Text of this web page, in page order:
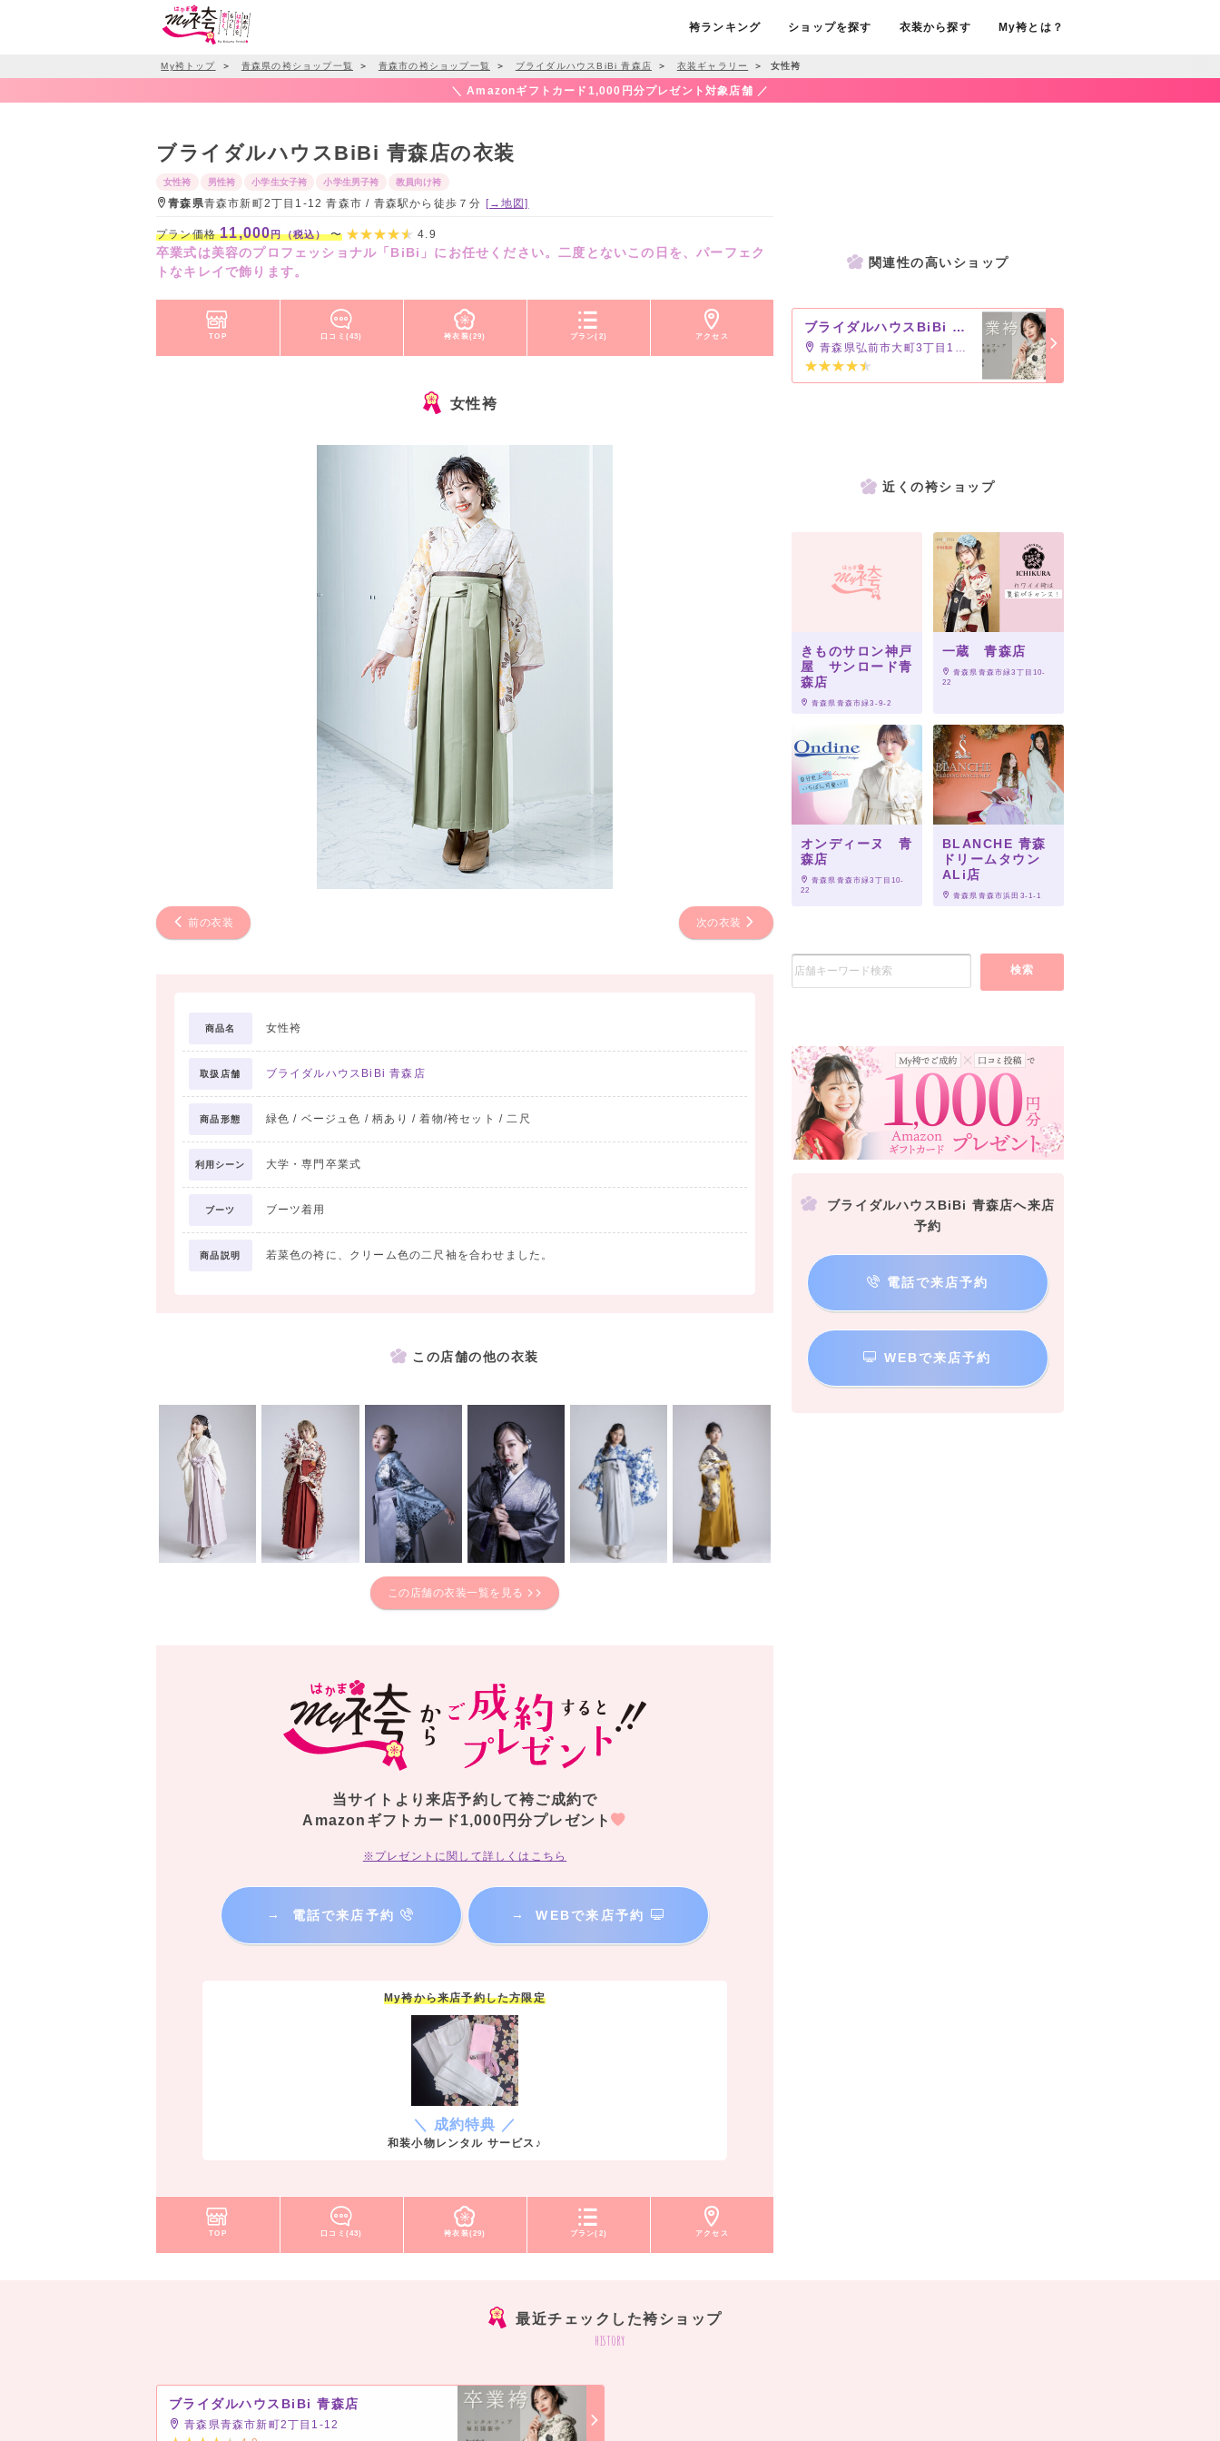
袴ランキング ショップを探す 衣装から探す My袴とは？
My袴トップ ＞ 青森県の袴ショップ一覧 ＞ 青森市の袴ショップ一覧 ＞ ブライダルハウスBiBi 青森店 ＞ 衣装ギャラリー ＞ 女性袴
＼ Amazonギフトカード1,000円分プレゼント対象店舗 ／
ブライダルハウスBiBi 青森店の衣装
女性袴 男性袴 小学生女子袴 小学生男子袴 教員向け袴
青森県青森市新町2丁目1-12 青森市 / 青森駅から徒歩７分 [→地図]
プラン価格11,000円（税込）〜 4.9
卒業式は美容のプロフェッショナル「BiBi」にお任せください。二度とないこの日を、パーフェク
トなキレイで飾ります。
TOP 口コミ(43) 袴衣装(29) プラン(2) アクセス
女性袴
前の衣装 次の衣装
商品名 女性袴
取扱店舗 ブライダルハウスBiBi 青森店
商品形態 緑色 / ベージュ色 / 柄あり / 着物/袴セット / 二尺
利用シーン 大学・専門卒業式
ブーツ ブーツ着用
商品説明 若菜色の袴に、クリーム色の二尺袖を合わせました。
この店舗の他の衣装
この店舗の衣装一覧を見る
当サイトより来店予約して袴ご成約で
Amazonギフトカード1,000円分プレゼント
※プレゼントに関して詳しくはこちら
→ 電話で来店予約 → WEBで来店予約
My袴から来店予約した方限定
＼ 成約特典 ／
和装小物レンタル サービス♪
TOP 口コミ(43) 袴衣装(29) プラン(2) アクセス
関連性の高いショップ
ブライダルハウスBiBi 弘前店【県内2店舗】
青森県弘前市大町3丁目11－1
近くの袴ショップ
きものサロン神戸
屋 サンロード青
森店
青森県青森市緑3-9-2
一蔵 青森店
青森県青森市緑3丁目10-
22
オンディーヌ 青
森店
青森県青森市緑3丁目10-
22
BLANCHE 青森
ドリームタウン
ALi店
青森県青森市浜田3-1-1
検索
ブライダルハウスBiBi 青森店へ来店
予約
電話で来店予約
WEBで来店予約
最近チェックした袴ショップ
history
ブライダルハウスBiBi 青森店
青森県青森市新町2丁目1-12